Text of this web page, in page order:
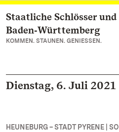
Zum Hauptinhalt springen
Staatliche Schlösser
Baden‑Württemberg
KOMMEN. STAUNEN. GENIESSEN.
Dienstag, 6. Juli 2021
HEUNEBURG – STADT PYRENE |